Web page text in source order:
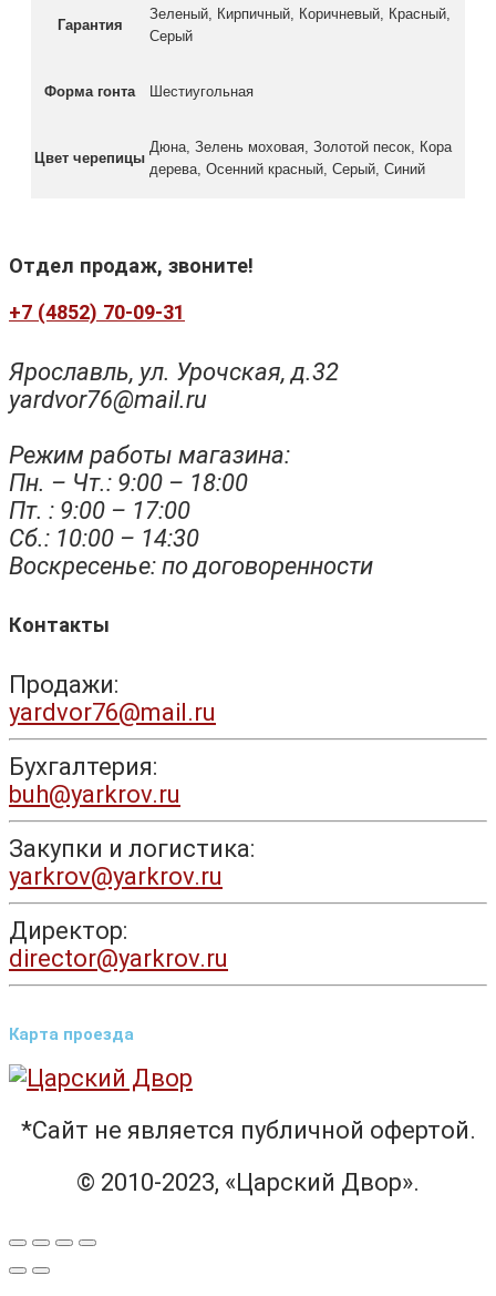
Гарантия
Зеленый, Кирпичный, Коричневый, Красный,
Серый
Форма гонта Шестиугольная
Цвет черепицы
Дюна, Зелень моховая, Золотой песок, Кора
дерева, Осенний красный, Серый, Синий
Отдел продаж, звоните!
+7 (4852) 70-09-31
Ярославль, ул. Урочская, д.32
yardvor76@mail.ru
Режим работы магазина:
Пн. – Чт.: 9:00 – 18:00
Пт. : 9:00 – 17:00
Сб.: 10:00 – 14:30
Воскресенье: по договоренности
Контакты
Продажи:
yardvor76@mail.ru
Бухгалтерия:
buh@yarkrov.ru
Закупки и логистика:
yarkrov@yarkrov.ru
Директор:
director@yarkrov.ru
Карта проезда
*Сайт не является публичной офертой.
© 2010-2023, «Царский Двор».